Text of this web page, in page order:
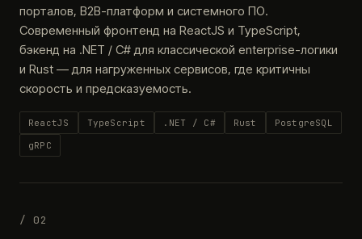
порталов, B2B-платформ и системного ПО.
Современный фронтенд на ReactJS и TypeScript,
бэкенд на .NET / C# для классической enterprise-логики
и Rust — для нагруженных сервисов, где критичны
скорость и предсказуемость.
ReactJS TypeScript .NET / C# Rust
PostgreSQL
gRPC
/ 02